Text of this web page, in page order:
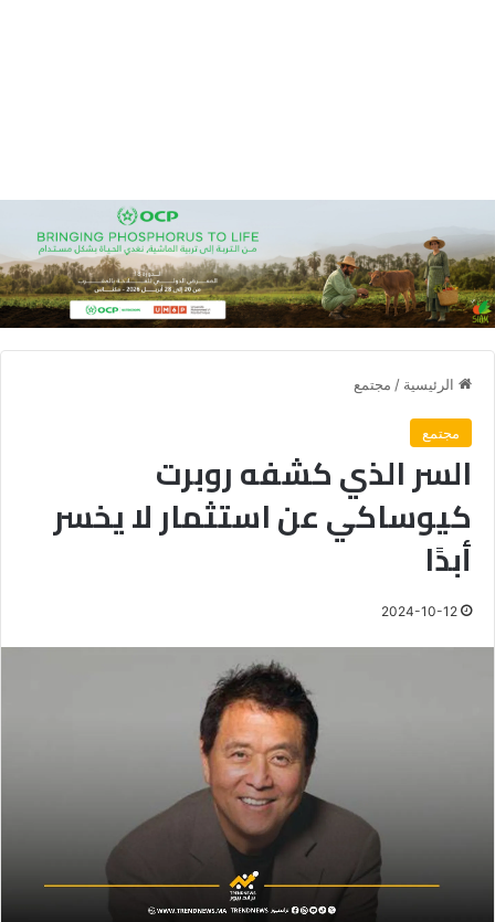
الرئيسية / مجتمع
مجتمع
السر الذي كشفه روبرت
كيوساكي عن استثمار لا يخسر
أبدًا
2024-10-12